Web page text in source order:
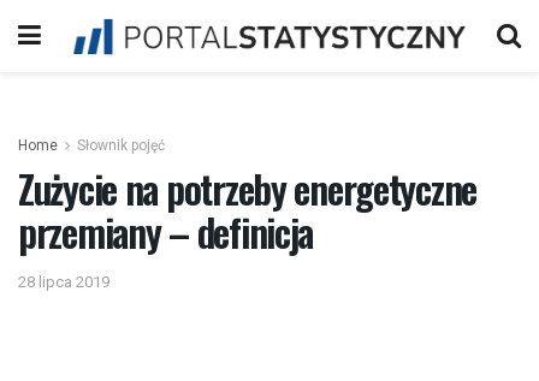
Home Słownik pojęć
Zużycie na potrzeby energetyczne
przemiany – definicja
28 lipca 2019